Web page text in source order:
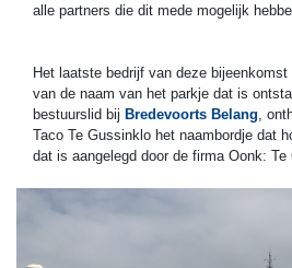
alle partners die dit mede mogelijk
Het laatste bedrijf van deze
van de naam van het parkje dat is
bestuurslid bij Bredevoorts Belang,
Taco Te Gussinklo het naambordje dat
dat is aangelegd door de firma Oonk: Te